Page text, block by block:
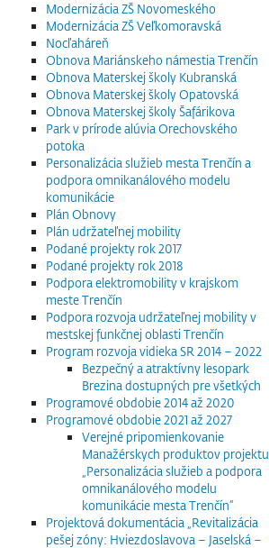
Modernizácia ZŠ Novomeského
Modernizácia ZŠ Veľkomoravská
Nocľaháreň
Obnova Mariánskeho námestia Trenčín
Obnova Materskej školy Kubranská
Obnova Materskej školy Opatovská
Obnova Materskej školy Šafárikova
Park v prírode alúvia Orechovského
potoka
Personalizácia služieb mesta Trenčín a
podpora omnikanálového modelu
komunikácie
Plán Obnovy
Plán udržateľnej mobility
Podané projekty rok 2017
Podané projekty rok 2018
Podpora elektromobility v krajskom
meste Trenčín
Podpora rozvoja udržateľnej mobility v
mestskej funkčnej oblasti Trenčín
Program rozvoja vidieka SR 2014 – 2022
Bezpečný a atraktívny lesopark
Brezina dostupných pre všetkých
Programové obdobie 2014 až 2020
Programové obdobie 2021 až 2027
Verejné pripomienkovanie
Manažérskych produktov projektu
„Personalizácia služieb a podpora
omnikanálového modelu
komunikácie mesta Trenčín“
Projektová dokumentácia „Revitalizácia
pešej zóny: Hviezdoslavova – Jaselská –